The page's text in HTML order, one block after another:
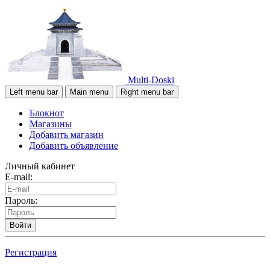
Multi-Doski
Left menu bar Main menu Right menu bar
Блокнот
Магазины
Добавить магазин
Добавить объявление
Личный кабинет
E-mail:
Пароль:
Войти
Регистрация